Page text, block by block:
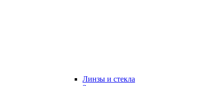
Линзы и стекла